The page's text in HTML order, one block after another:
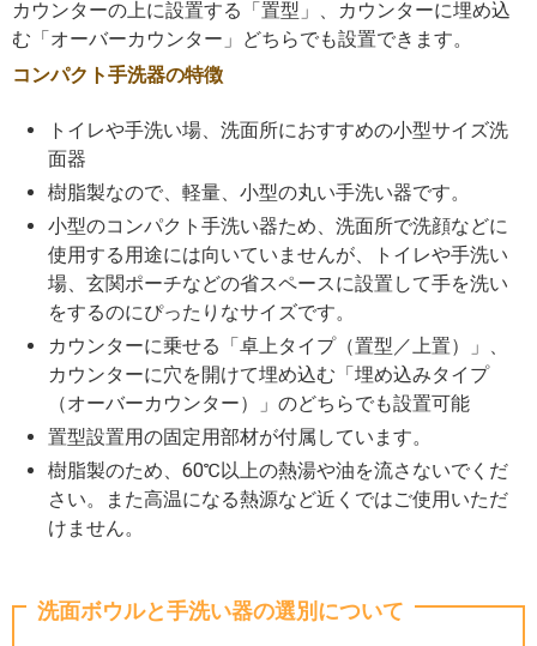
カウンターの上に設置する「置型」、カウンターに埋め込
む「オーバーカウンター」どちらでも設置できます。
コンパクト手洗器の特徴
トイレや手洗い場、洗面所におすすめの小型サイズ洗
面器
樹脂製なので、軽量、小型の丸い手洗い器です。
小型のコンパクト手洗い器ため、洗面所で洗顔などに
使用する用途には向いていませんが、トイレや手洗い
場、玄関ポーチなどの省スペースに設置して手を洗い
をするのにぴったりなサイズです。
カウンターに乗せる「卓上タイプ（置型／上置）」、
カウンターに穴を開けて埋め込む「埋め込みタイプ
（オーバーカウンター）」のどちらでも設置可能
置型設置用の固定用部材が付属しています。
樹脂製のため、60℃以上の熱湯や油を流さないでくだ
さい。また高温になる熱源など近くではご使用いただ
けません。
洗面ボウルと手洗い器の選別について